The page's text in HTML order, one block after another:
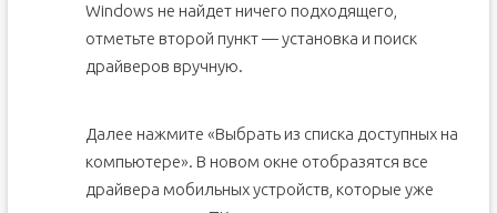
Windows не найдет ничего подходящего,
отметьте второй пункт — установка и поиск
драйверов вручную.
Далее нажмите «Выбрать из списка доступных на
компьютере». В новом окне отобразятся все
драйвера мобильных устройств, которые уже